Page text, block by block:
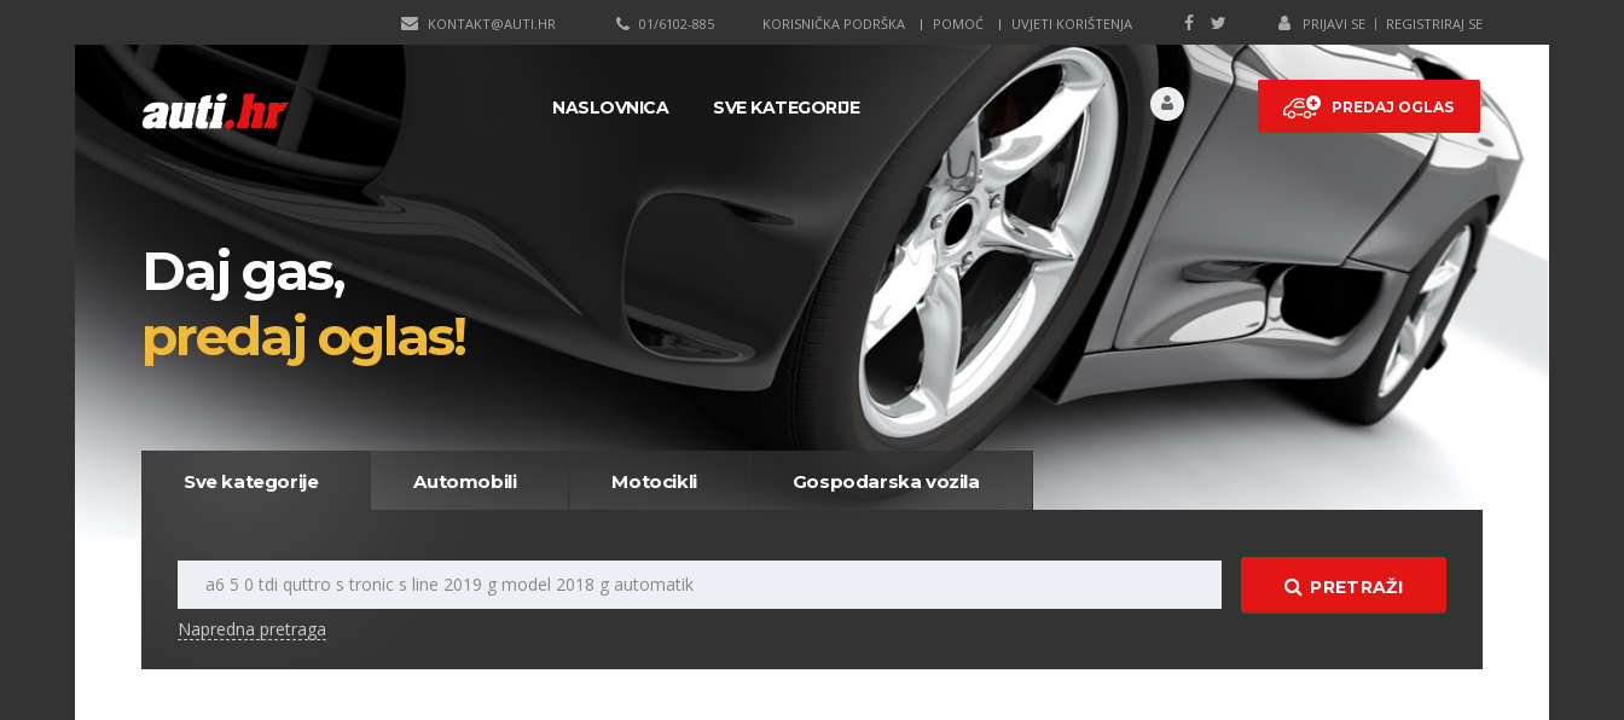
PRIJAVI SE REGISTRIRAJ SE
KORISNIČKA PODRŠKA POMOĆ UVJETI KORIŠTENJA
01/6102-885
KONTAKT@AUTI.HR
PREDAJ OGLAS
NASLOVNICA SVE KATEGORIJE
Daj gas,
predaj oglas!
Sve kategorije Automobili Motocikli Gospodarska vozila
PRETRAŽI
Napredna pretraga